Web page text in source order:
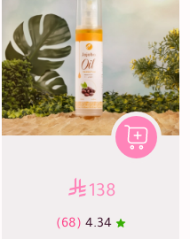
138
4.34
(68)